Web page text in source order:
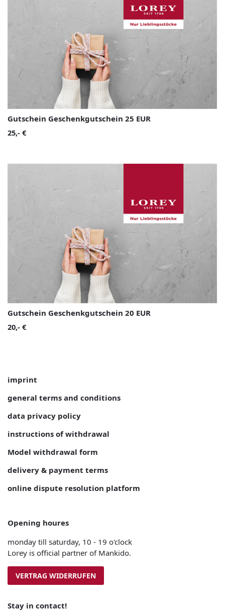
Gutschein Geschenkgutschein 25 EUR
25,- €
Gutschein Geschenkgutschein 20 EUR
20,- €
imprint
general terms and conditions
data privacy policy
instructions of withdrawal
Model withdrawal form
delivery & payment terms
online dispute resolution platform
Opening houres
monday till saturday, 10 - 19 o'clock
Lorey is official partner of Mankido.
VERTRAG WIDERRUFEN
Stay in contact!